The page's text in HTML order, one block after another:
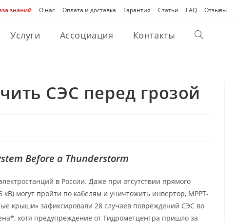
знаний О нас Оплата и доставка Гарантия Статьи FAQ Отзывы
Услуги Ассоциация Контакты Переключить
СЭС перед грозой
Before a Thunderstorm
в России. Даже при отсутствии прямого
могут пройти по кабелям и уничтожить инвертор, MPPT-
крыши» зафиксировали 28 случаев повреждений СЭС во
хотя предупреждение от Гидрометцентра пришло за